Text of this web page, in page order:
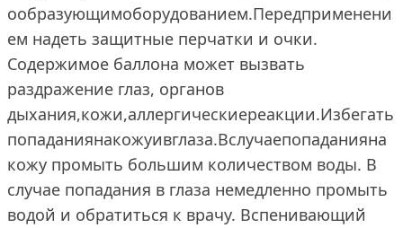
ообразующимоборудованием.Передприменени
ем надеть защитные перчатки и очки.
Содержимое баллона может вызвать
раздражение глаз, органов
дыхания,кожи,аллергическиереакции.Избегать
попаданиянакожуивглаза.Вслучаепопаданияна
кожу промыть большим количеством воды. В
случае попадания в глаза немедленно промыть
водой и обратиться к врачу. Вспенивающий